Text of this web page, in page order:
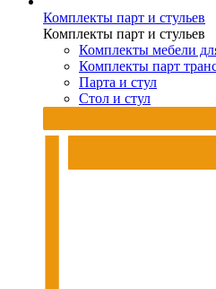
Комплекты парт и стульев
Комплекты парт и стульев
Комплекты мебели
Комплекты парт
Парта и стул
Стол и стул